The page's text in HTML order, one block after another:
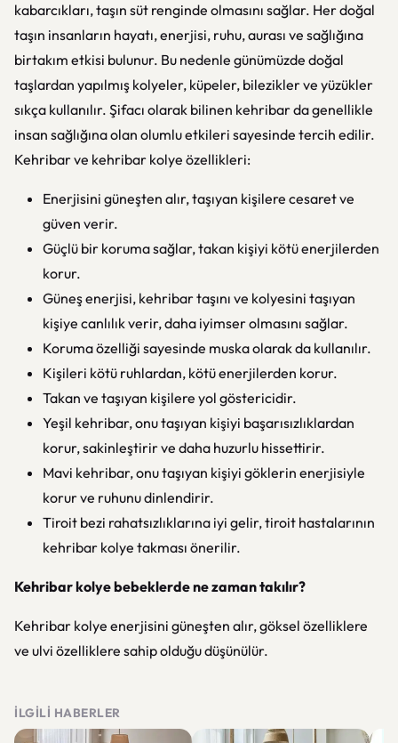
kabarcıkları, taşın süt renginde olmasını sağlar. Her doğal
taşın insanların hayatı, enerjisi, ruhu, aurası ve sağlığına
birtakım etkisi bulunur. Bu nedenle günümüzde doğal
taşlardan yapılmış kolyeler, küpeler, bilezikler ve yüzükler
sıkça kullanılır. Şifacı olarak bilinen kehribar da genellikle
insan sağlığına olan olumlu etkileri sayesinde tercih edilir.
Kehribar ve kehribar kolye özellikleri:
Enerjisini güneşten alır, taşıyan kişilere cesaret ve
güven verir.
Güçlü bir koruma sağlar, takan kişiyi kötü enerjilerden
korur.
Güneş enerjisi, kehribar taşını ve kolyesini taşıyan
kişiye canlılık verir, daha iyimser olmasını sağlar.
Koruma özelliği sayesinde muska olarak da kullanılır.
Kişileri kötü ruhlardan, kötü enerjilerden korur.
Takan ve taşıyan kişilere yol göstericidir.
Yeşil kehribar, onu taşıyan kişiyi başarısızlıklardan
korur, sakinleştirir ve daha huzurlu hissettirir.
Mavi kehribar, onu taşıyan kişiyi göklerin enerjisiyle
korur ve ruhunu dinlendirir.
Tiroit bezi rahatsızlıklarına iyi gelir, tiroit hastalarının
kehribar kolye takması önerilir.
Kehribar kolye bebeklerde ne zaman takılır?
Kehribar kolye enerjisini güneşten alır, göksel özelliklere
ve ulvi özelliklere sahip olduğu düşünülür.
İLGILI HABERLER